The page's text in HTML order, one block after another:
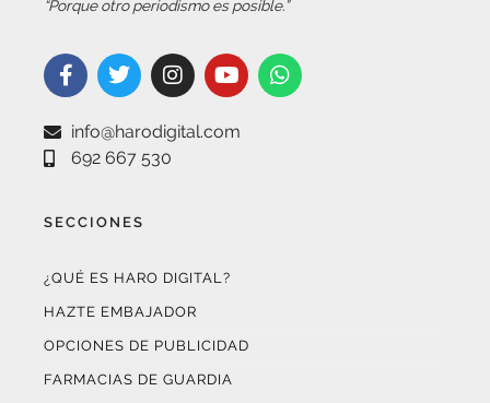
“Porque otro periodismo es posible.”
info@harodigital.com
692 667 530
SECCIONES
¿QUÉ ES HARO DIGITAL?
HAZTE EMBAJADOR
OPCIONES DE PUBLICIDAD
FARMACIAS DE GUARDIA